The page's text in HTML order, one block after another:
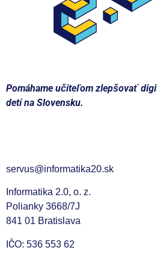
Pomáhame učiteľom zlepšovať
detí na Slovensku.
servus@informatika20.sk
Informatika 2.0, o. z.
Polianky 3668/7J
841 01 Bratislava
IČO: 536 553 62